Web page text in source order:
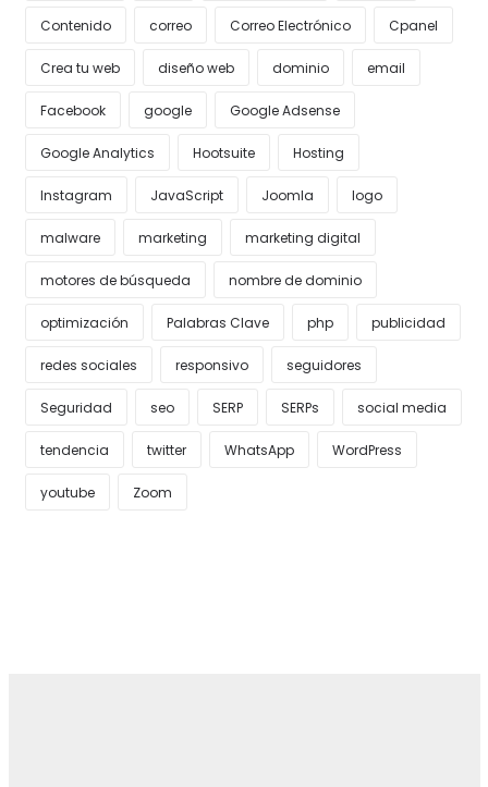
Contenido correo Correo Electrónico Cpanel
Crea tu web diseño web dominio email
Facebook google Google Adsense
Google Analytics Hootsuite Hosting
Instagram JavaScript Joomla logo
malware marketing marketing digital
motores de búsqueda nombre de dominio
optimización Palabras Clave php publicidad
redes sociales responsivo seguidores
Seguridad seo SERP SERPs social media
tendencia twitter WhatsApp WordPress
youtube Zoom